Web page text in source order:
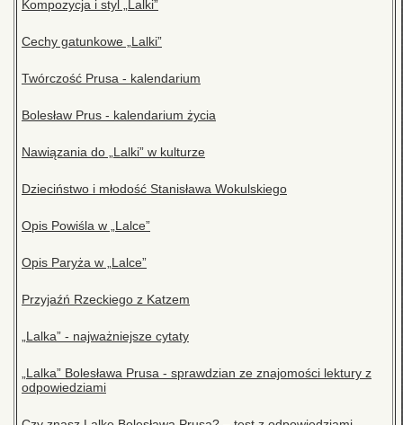
Kompozycja i styl „Lalki”
Cechy gatunkowe „Lalki”
Twórczość Prusa - kalendarium
Bolesław Prus - kalendarium życia
Nawiązania do „Lalki” w kulturze
Dzieciństwo i młodość Stanisława Wokulskiego
Opis Powiśla w „Lalce”
Opis Paryża w „Lalce”
Przyjaźń Rzeckiego z Katzem
„Lalka” - najważniejsze cytaty
„Lalka” Bolesława Prusa - sprawdzian ze znajomości lektury z
odpowiedziami